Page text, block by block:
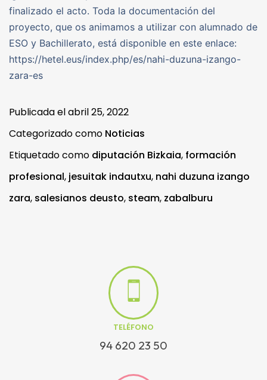
finalizado el acto. Toda la documentación del
proyecto, que os animamos a utilizar con alumnado de
ESO y Bachillerato, está disponible en este enlace:
https://hetel.eus/index.php/es/nahi-duzuna-izango-
zara-es
Publicada elabril 25, 2022
Categorizado como Noticias
Etiquetado como diputación Bizkaia, formación
profesional, jesuitak indautxu, nahi duzuna izango
zara, salesianos deusto, steam, zabalburu
TELÉFONO
94 620 23 50